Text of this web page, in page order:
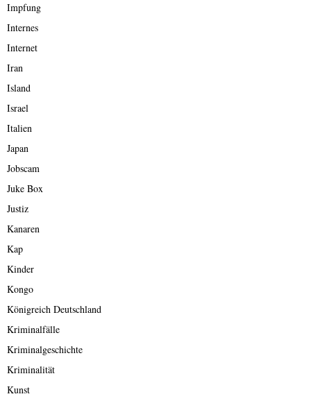
Impfung
Internes
Internet
Iran
Island
Israel
Italien
Japan
Jobscam
Juke Box
Justiz
Kanaren
Kap
Kinder
Kongo
Königreich Deutschland
Kriminalfälle
Kriminalgeschichte
Kriminalität
Kunst